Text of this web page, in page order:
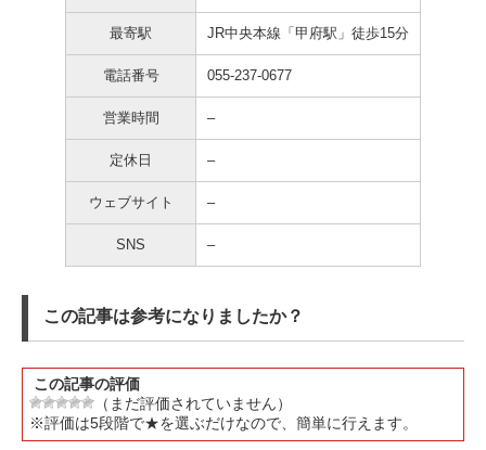
最寄駅 JR中央本線「甲府駅」徒歩15分
電話番号 055-237-0677
営業時間 –
定休日 –
ウェブサイト –
SNS –
この記事は参考になりましたか？
この記事の評価
（まだ評価されていません）
※評価は5段階で★を選ぶだけなので、簡単に行えます。